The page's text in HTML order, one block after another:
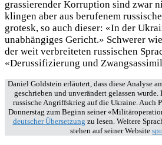
grassierender Korruption sind zwar
klingen aber aus berufenem
grotesk, so auch dieser: «In der
unabhängiges Gericht.» Schwerer
der weit verbreiteten russischen
«Derussifizierung und
Daniel Goldstein erläutert, dass diese Analyse
geschrieben und unverändert gelassen wurde.
russische Angriffskrieg auf die Ukraine. Auch
Donnerstag zum Beginn seiner
deutscher Übersetzung zu lesen. Weitere
stehen auf seiner Website